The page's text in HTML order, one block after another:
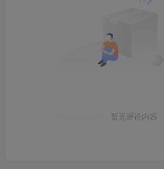
暂无评论内容